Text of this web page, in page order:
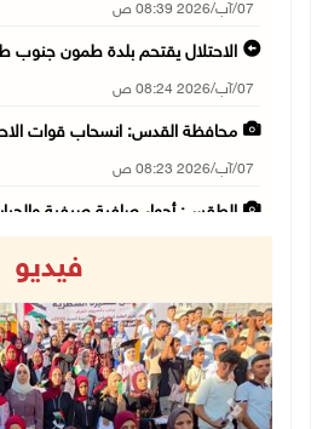
07/آب/2026 08:39 ص
الاحتلال يقتحم بلدة طمون جنوب
07/آب/2026 08:24 ص
محافظة القدس: انسحاب قوات
07/آب/2026 08:23 ص
الطقس: أجواء صافية صيفية
06/آب/2026 11:53 م
الاحتلال يخطر باقتلاع أشجار من 310 دونمات وال ...
06/آب/2026 11:14 م
فيديو
Next